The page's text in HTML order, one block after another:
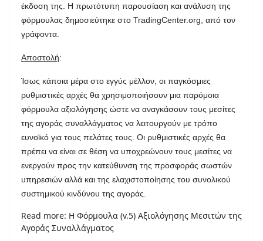
έκδοση της. Η πρωτότυπη παρουσίαση και ανάλυση της
φόρμουλας δημοσιεύτηκε στο TradingCenter.org, από τον
γράφοντα.
Αποστολή:
Ίσως κάποια μέρα στο εγγύς μέλλον, οι παγκόσμιες
ρυθμιστικές αρχές θα χρησιμοποιήσουν μια παρόμοια
φόρμουλα αξιολόγησης ώστε να αναγκάσουν τους μεσίτες
της αγοράς συναλλάγματος να λειτουργούν με τρόπο
ευνοϊκό για τους πελάτες τους. Οι ρυθμιστικές αρχές θα
πρέπει να είναι σε θέση να υποχρεώνουν τους μεσίτες να
ενεργούν προς την κατεύθυνση της προσφοράς σωστών
υπηρεσιών αλλά και της ελαχιστοποίησης του συνολικού
συστημικού κινδύνου της αγοράς.
Read more: Η Φόρμουλα (v.5) Αξιολόγησης Μεσιτών της
Αγοράς Συναλλάγματος